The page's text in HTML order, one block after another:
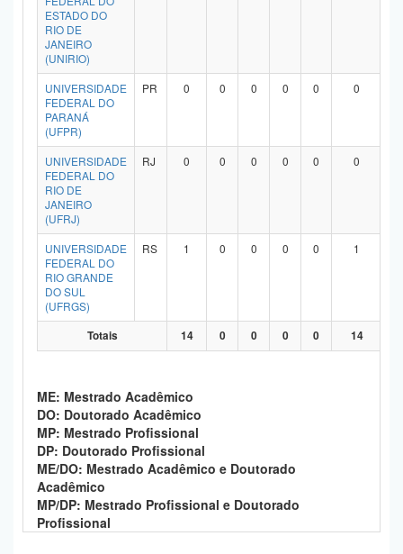
ESTADO DO
RIO DE
JANEIRO
(UNIRIO)
UNIVERSIDADE
FEDERAL DO
PARANÁ
(UFPR)
PR 0 0 0 0 0 0
UNIVERSIDADE
FEDERAL DO
RIO DE
JANEIRO
(UFRJ)
RJ 0 0 0 0 0 0
UNIVERSIDADE
FEDERAL DO
RIO GRANDE
DO SUL
(UFRGS)
RS 1 0 0 0 0 1
Totais 14 0 0 0 0 14
ME: Mestrado Acadêmico
DO: Doutorado Acadêmico
MP: Mestrado Profissional
DP: Doutorado Profissional
ME/DO: Mestrado Acadêmico e Doutorado
Acadêmico
MP/DP: Mestrado Profissional e Doutorado
Profissional